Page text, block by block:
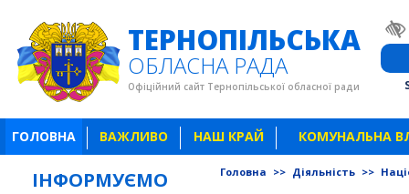
ТЕРНОПІЛЬСЬКА
ОБЛАСНА РАДА
Офіційний сайт Тернопільської обласної ради
ГОЛОВНА ВАЖЛИВО НАШ КРАЙ КОМУНАЛЬНА
ІНФОРМУЄМО Головна >> Діяльність >>